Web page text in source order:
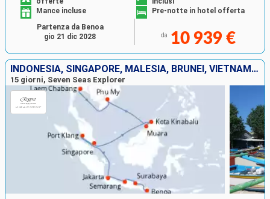
Mance incluse
Pre-notte in hotel offerta
da 10 939 €
Partenza da Benoa
gio 21 dic 2028
INDONESIA, SINGAPORE, MALESIA, BRUNEI, VIETNAM, THAILANDIA
15 giorni, Seven Seas Explorer